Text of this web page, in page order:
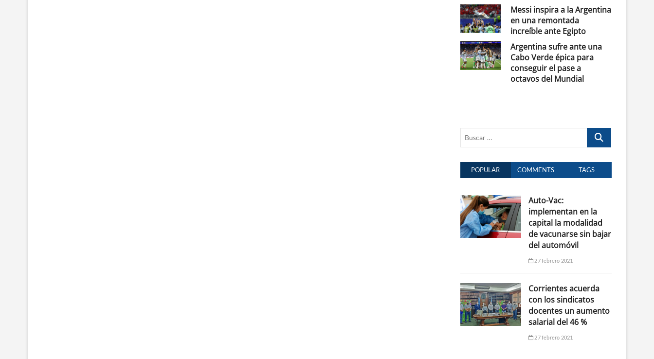
Messi inspira a la Argentina
en una remontada
increíble ante Egipto
Argentina sufre ante una
Cabo Verde épica para
conseguir el pase a
octavos del Mundial
Buscar
POPULAR COMMENTS TAGS
Auto-Vac:
implementan en la
capital la modalidad
de vacunarse sin bajar
del automóvil
27 febrero 2021
Corrientes acuerda
con los sindicatos
docentes un aumento
salarial del 46 %
27 febrero 2021